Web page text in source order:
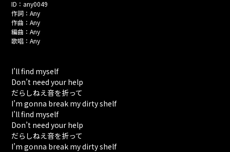
ID： any0049
作詞：Any
作曲：Any
編曲：Any
歌唱：Any
I’ll find myself
Don’t need your help
だらしねえ音を折って
I’m gonna break my dirty shelf
I’ll find myself
Don’t need your help
だらしねえ音を折って
I’m gonna break my dirty shelf